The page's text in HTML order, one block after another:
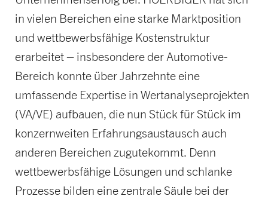
in vielen Bereichen eine starke Marktposition
und wettbewerbsfähige Kostenstruktur
erarbeitet – insbesondere der Automotive-
Bereich konnte über Jahrzehnte eine
umfassende Expertise in Wertanalyseprojekten
(VA/VE) aufbauen, die nun Stück für Stück im
konzernweiten Erfahrungsaustausch auch
anderen Bereichen zugutekommt. Denn
wettbewerbsfähige Lösungen und schlanke
Prozesse bilden eine zentrale Säule bei der